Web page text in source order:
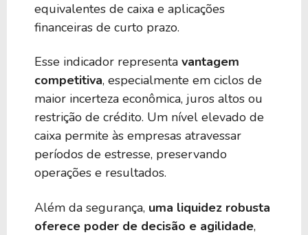
equivalentes de caixa e aplicações
financeiras de curto prazo.
Esse indicador representa vantagem
competitiva, especialmente em ciclos de
maior incerteza econômica, juros altos ou
restrição de crédito. Um nível elevado de
caixa permite às empresas atravessar
períodos de estresse, preservando
operações e resultados.
Além da segurança, uma liquidez robusta
oferece poder de decisão e agilidade,